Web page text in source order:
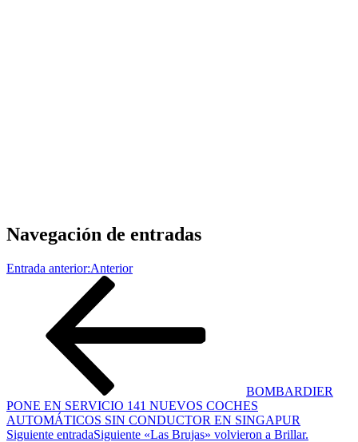
Navegación de entradas
Entrada anterior:Anterior
BOMBARDIER
PONE EN SERVICIO 141 NUEVOS COCHES
AUTOMÁTICOS SIN CONDUCTOR EN SINGAPUR
Siguiente entradaSiguiente «Las Brujas» volvieron a Brillar.